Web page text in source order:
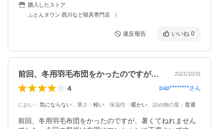
購入したストア
ふとんタウン 西川など寝具専門店
違反報告 いいね 0
前回、冬用羽毛布団をかったのですが、暑… 2021/10/31
4 pap********さん
におい ： 気にならない 重さ ： 軽い 保温性 ： 暖かい 詰め物の量 ： 普通
前回、冬用羽毛布団をかったのですが、暑くてねれません